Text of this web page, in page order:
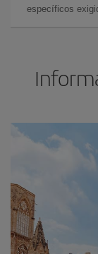
específicos